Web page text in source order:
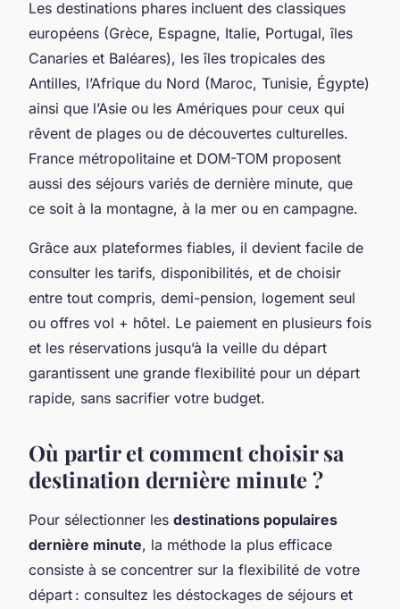
Les destinations phares incluent des classiques
européens (Grèce, Espagne, Italie, Portugal, îles
Canaries et Baléares), les îles tropicales des
Antilles, l’Afrique du Nord (Maroc, Tunisie, Égypte)
ainsi que l’Asie ou les Amériques pour ceux qui
rêvent de plages ou de découvertes culturelles.
France métropolitaine et DOM-TOM proposent
aussi des séjours variés de dernière minute, que
ce soit à la montagne, à la mer ou en campagne.
Grâce aux plateformes fiables, il devient facile de
consulter les tarifs, disponibilités, et de choisir
entre tout compris, demi-pension, logement seul
ou offres vol + hôtel. Le paiement en plusieurs fois
et les réservations jusqu’à la veille du départ
garantissent une grande flexibilité pour un départ
rapide, sans sacrifier votre budget.
Où partir et comment choisir sa
destination dernière minute ?
Pour sélectionner les destinations populaires
dernière minute, la méthode la plus efficace
consiste à se concentrer sur la flexibilité de votre
départ : consultez les déstockages de séjours et